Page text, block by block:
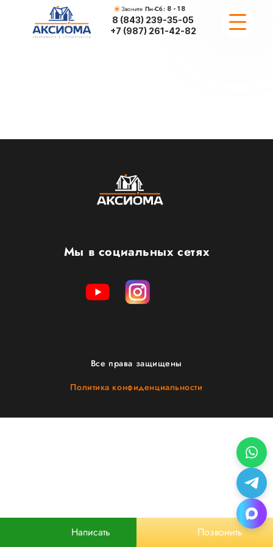
ЗвонитеПн-Сб: 8 - 18
8 (843) 239-35-05
+7 (987) 261-42-82
ПРОЕКТЫ
Мы в социальных сетях
Все права защищены
Политика конфиденциальности
Написать Позвонить